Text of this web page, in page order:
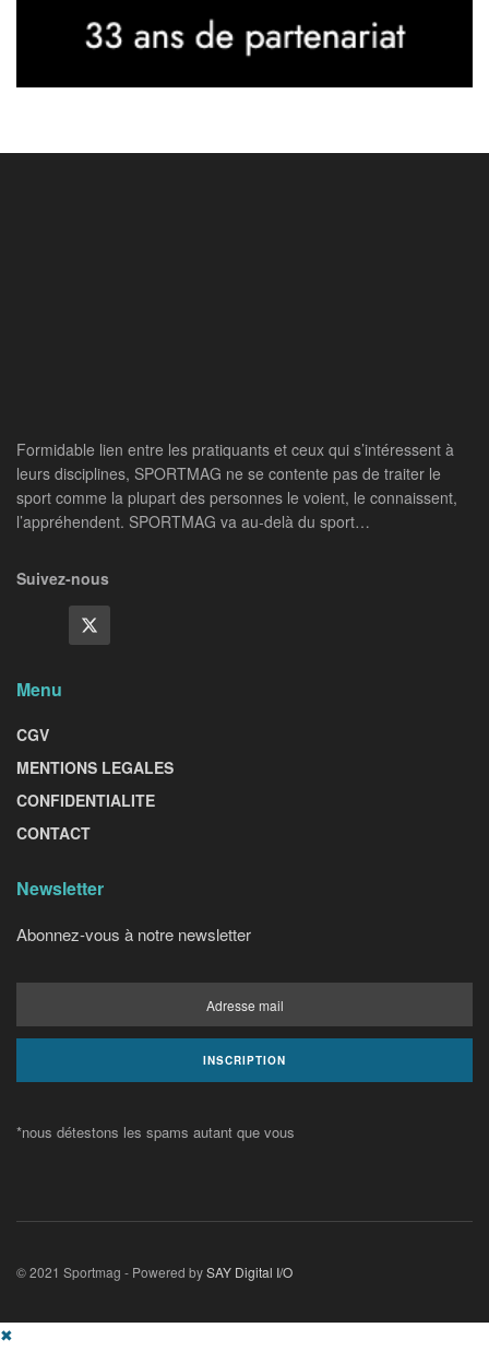
Formidable lien entre les pratiquants et ceux qui s’intéressent à
leurs disciplines, SPORTMAG ne se contente pas de traiter le
sport comme la plupart des personnes le voient, le connaissent,
l’appréhendent. SPORTMAG va au-delà du sport…
Suivez-nous
Menu
CGV
MENTIONS LEGALES
CONFIDENTIALITE
CONTACT
Newsletter
Abonnez-vous à notre newsletter
*nous détestons les spams autant que vous
© 2021 Sportmag - Powered bySAY Digital I/O
✖